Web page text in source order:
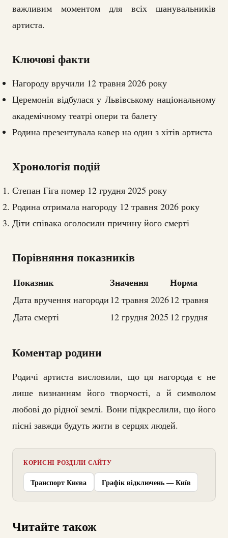
важливим моментом для всіх шанувальників
артиста.
Ключові факти
Нагороду вручили 12 травня 2026 року
Церемонія відбулася у Львівському національному
академічному театрі опери та балету
Родина презентувала кавер на один з хітів артиста
Хронологія подій
Степан Гіга помер 12 грудня 2025 року
Родина отримала нагороду 12 травня 2026 року
Діти співака оголосили причину його смерті
Порівняння показників
Показник Значення Норма
Дата вручення нагороди 12 травня 202612 травня
Дата смерті
12 грудня 2025 12 грудня
Коментар родини
Родичі артиста висловили, що ця нагорода є не
лише визнанням його творчості, а й символом
любові до рідної землі. Вони підкреслили, що його
пісні завжди будуть жити в серцях людей.
КОРИСНІ РОЗДІЛИ САЙТУ
Транспорт Києва Графік відключень — Київ
Читайте також